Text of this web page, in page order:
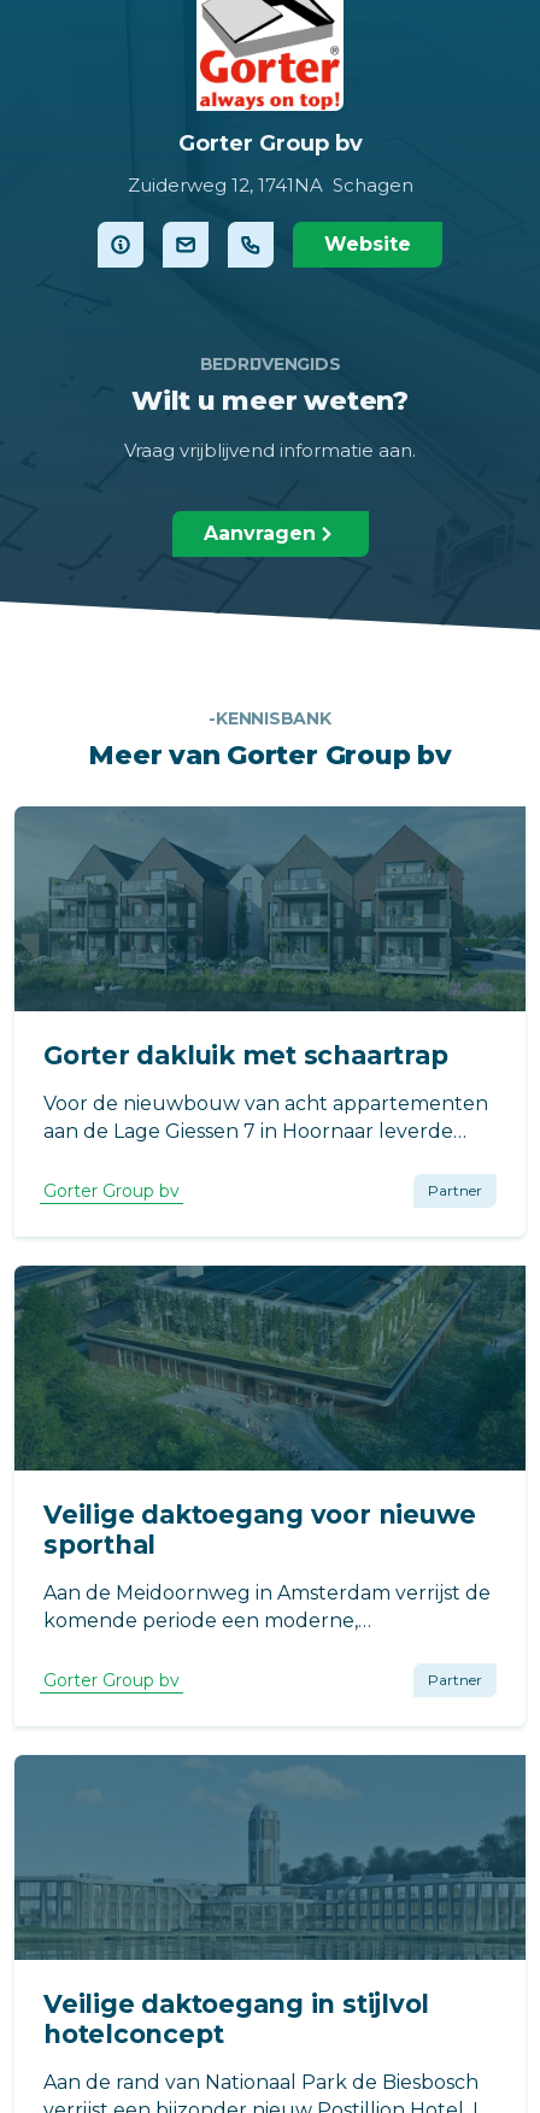
Gorter Group bv
Zuiderweg 12, 1741NA Schagen
Website
BEDRIJVENGIDS
Wilt u meer weten?
Vraag vrijblijvend informatie aan.
Aanvragen
-KENNISBANK
Meer van Gorter Group bv
Gorter dakluik met schaartrap
Voor de nieuwbouw van acht appartementen
aan de Lage Giessen 7 in Hoornaar leverde
schaartrap. De toepassing zorgt voor een
minimale impact op de beschikbare ruimte in
de woning.
Gorter Group bv Partner
Veilige daktoegang voor nieuwe
sporthal
Aan de Meidoornweg in Amsterdam verrijst de
komende periode een moderne,
Partners ontwierp de nieuwe sporthal,
parkachtige omgeving.
Gorter Group bv Partner
Veilige daktoegang in stijlvol
hotelconcept
Aan de rand van Nationaal Park de Biesbosch